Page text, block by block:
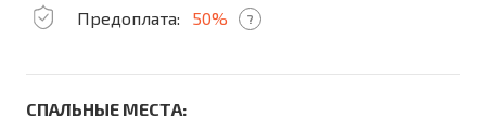
Предоплата:
50% ?
СПАЛЬНЫЕ МЕСТА: